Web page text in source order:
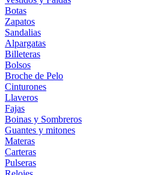
Botas
Zapatos
Sandalias
Alpargatas
Billeteras
Bolsos
Broche de Pelo
Cinturones
Llaveros
Fajas
Boinas y Sombreros
Guantes y mitones
Materas
Carteras
Pulseras